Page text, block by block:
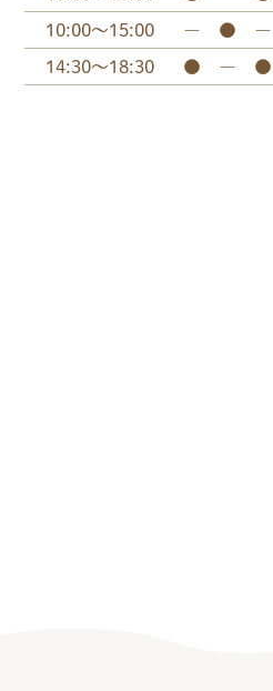
10:00〜15:00 ー ● ー
14:30〜18:30 ● ー ●